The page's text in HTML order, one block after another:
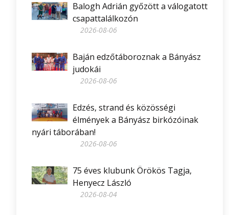
Balogh Adrián győzött a válogatott
csapattalálkozón
2026-08-06
Baján edzőtáboroznak a Bányász
judokái
2026-08-06
Edzés, strand és közösségi
élmények a Bányász birkózóinak
nyári táborában!
2026-08-06
75 éves klubunk Örökös Tagja,
Henyecz László
2026-08-04